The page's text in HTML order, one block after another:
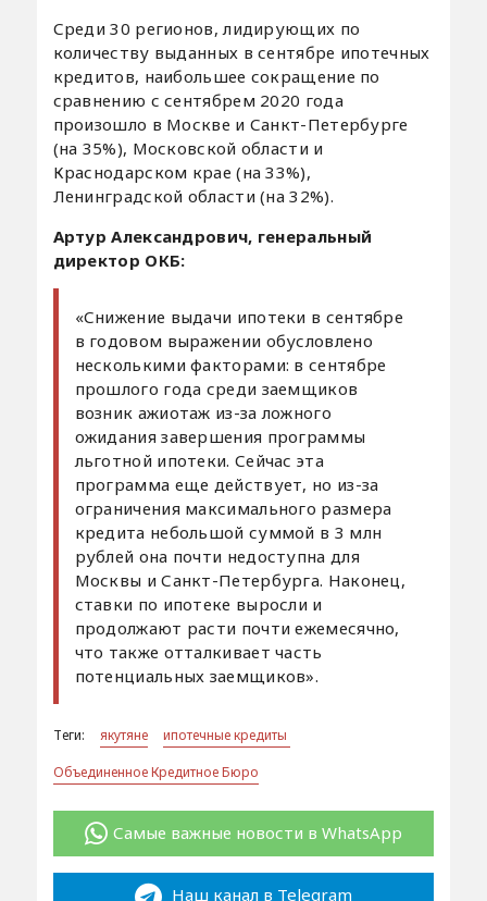
Среди 30 регионов, лидирующих по
количеству выданных в сентябре ипотечных
кредитов, наибольшее сокращение по
сравнению с сентябрем 2020 года
произошло в Москве и Санкт-Петербурге
(на 35%), Московской области и
Краснодарском крае (на 33%),
Ленинградской области (на 32%).
Артур Александрович, генеральный
директор ОКБ:
«Снижение выдачи ипотеки в сентябре
в годовом выражении обусловлено
несколькими факторами: в сентябре
прошлого года среди заемщиков
возник ажиотаж из-за ложного
ожидания завершения программы
льготной ипотеки. Сейчас эта
программа еще действует, но из-за
ограничения максимального размера
кредита небольшой суммой в 3 млн
рублей она почти недоступна для
Москвы и Санкт-Петербурга. Наконец,
ставки по ипотеке выросли и
продолжают расти почти ежемесячно,
что также отталкивает часть
потенциальных заемщиков».
Теги: якутяне
ипотечные кредиты
Объединенное Кредитное Бюро
Самые важные новости в WhatsApp
Наш канал в Telegram